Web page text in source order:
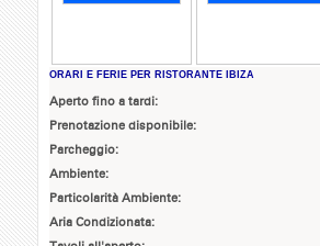
ORARI E FERIE PER RISTORANTE IBIZA
Aperto fino a tardi:
Prenotazione disponibile:
Parcheggio:
Ambiente:
Particolarità Ambiente:
Aria Condizionata: